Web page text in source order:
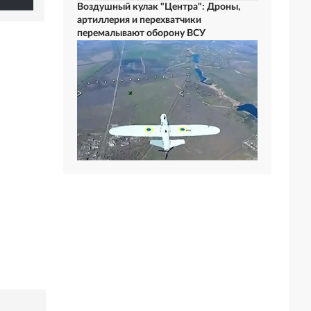
Воздушный кулак "Центра": Дроны,
артиллерия и перехватчики
перемалывают оборону ВСУ